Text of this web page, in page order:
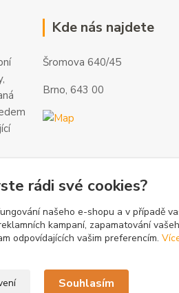
Kde nás najdete
Šromova 640/45
Brno, 643 00
rádi své cookies?
našeho e-shopu a v případě
kampaní, zapamatování
odpovídajících vašim preferencím.
Souhlasím